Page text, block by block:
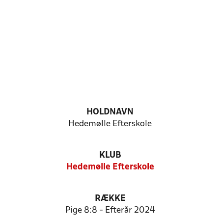
HOLDNAVN
Hedemølle Efterskole
KLUB
Hedemølle Efterskole
RÆKKE
Pige 8:8 - Efterår 2024